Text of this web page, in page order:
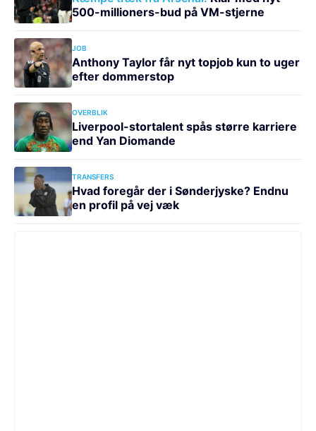
500-millioners-bud på VM-stjerne
JOB
Anthony Taylor får nyt topjob kun to uger
efter dommerstop
OVERBLIK
Liverpool-stortalent spås større karriere
end Yan Diomande
TRANSFERS
Hvad foregår der i Sønderjyske? Endnu
en profil på vej væk